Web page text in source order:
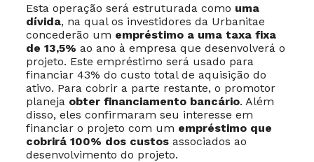
Esta operação será estruturada como uma
dívida, na qual os investidores da Urbanitae
concederão um empréstimo a uma taxa fixa
de 13,5% ao ano à empresa que desenvolverá o
projeto. Este empréstimo será usado para
financiar 43% do custo total de aquisição do
ativo. Para cobrir a parte restante, o promotor
planeja obter financiamento bancário. Além
disso, eles confirmaram seu interesse em
financiar o projeto com um empréstimo que
cobrirá 100% dos custosassociados ao
desenvolvimento do projeto.